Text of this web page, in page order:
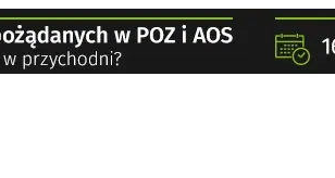
się w nowej karcie